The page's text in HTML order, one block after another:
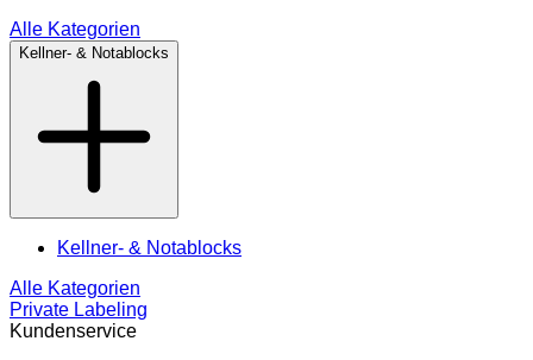
Alle Kategorien
Kellner- & Notablocks
Kellner- & Notablocks
Alle Kategorien
Private Labeling
Kundenservice